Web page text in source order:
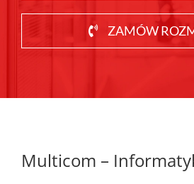
ZAMÓW
Multicom –